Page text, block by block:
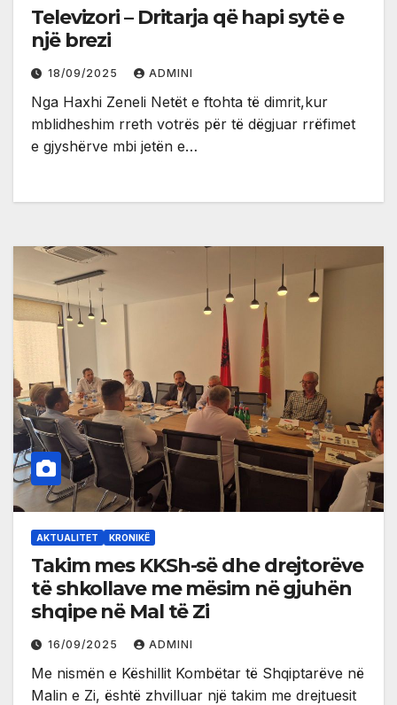
Televizori – Dritarja që hapi sytë e
një brezi
18/09/2025 ADMINI
Nga Haxhi Zeneli Netët e ftohta të dimrit,kur
mblidheshim rreth votrës për të dëgjuar rrëfimet
e gjyshërve mbi jetën e…
AKTUALITET KRONIKË
Takim mes KKSh-së dhe drejtorëve
të shkollave me mësim në gjuhën
shqipe në Mal të Zi
16/09/2025 ADMINI
Me nismën e Këshillit Kombëtar të Shqiptarëve në
Malin e Zi, është zhvilluar një takim me drejtuesit